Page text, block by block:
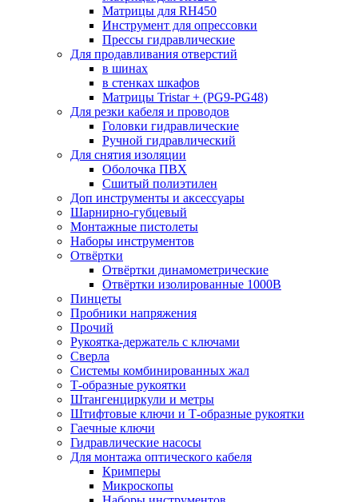
Матрицы для RH450
Инструмент для опрессовки
Прессы гидравлические
Для продавливания отверстий
в шинах
в стенках шкафов
Матрицы Tristar + (PG9-PG48)
Для резки кабеля и проводов
Головки гидравлические
Ручной гидравлический
Для снятия изоляции
Оболочка ПВХ
Сшитый полиэтилен
Доп инструменты и аксессуары
Шарнирно-губцевый
Монтажные пистолеты
Наборы инструментов
Отвёртки
Отвёртки динамометрические
Отвёртки изолированные 1000В
Пинцеты
Пробники напряжения
Прочий
Рукоятка-держатель с ключами
Сверла
Системы комбинированных жал
Т-образные рукоятки
Штангенциркули и метры
Штифтовые ключи и Т-образные рукоятки
Гаечные ключи
Гидравлические насосы
Для монтажа оптического кабеля
Кримперы
Микроскопы